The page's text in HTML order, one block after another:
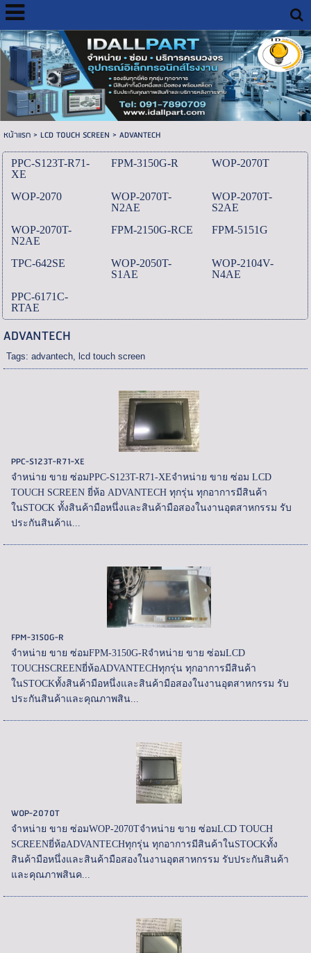
หน้าแรก> LCD TOUCH SCREEN > ADVANTECH
PPC-S123T-R71-
XE
FPM-3150G-R WOP-2070T
WOP-2070
WOP-2070T-
N2AE
WOP-2070T-
S2AE
WOP-2070T-
N2AE
FPM-2150G-RCE FPM-5151G
TPC-642SE
WOP-2050T-
S1AE
WOP-2104V-
N4AE
PPC-6171C-
RTAE
ADVANTECH
Tags: advantech, lcd touch screen
PPC-S123T-R71-XE
จำหน่าย ขาย ซ่อมPPC-S123T-R71-XEจำหน่าย ขาย ซ่อม LCD
TOUCH SCREEN ยี่ห้อ ADVANTECH ทุกรุ่น ทุกอาการมีสินค้า
ในSTOCK ทั้งสินค้ามือหนึ่งและสินค้ามือสองในงานอุตสาหกรรม รับ
ประกันสินค้าแ...
FPM-3150G-R
จำหน่าย ขาย ซ่อมFPM-3150G-Rจำหน่าย ขาย ซ่อมLCD
TOUCHSCREENยี่ห้อADVANTECHทุกรุ่น ทุกอาการมีสินค้า
ในSTOCKทั้งสินค้ามือหนึ่งและสินค้ามือสองในงานอุตสาหกรรม รับ
ประกันสินค้าและคุณภาพสิน...
WOP-2070T
จำหน่าย ขาย ซ่อมWOP-2070Tจำหน่าย ขาย ซ่อมLCD TOUCH
SCREENยี่ห้อADVANTECHทุกรุ่น ทุกอาการมีสินค้าในSTOCKทั้ง
สินค้ามือหนึ่งและสินค้ามือสองในงานอุตสาหกรรม รับประกันสินค้า
และคุณภาพสินค...